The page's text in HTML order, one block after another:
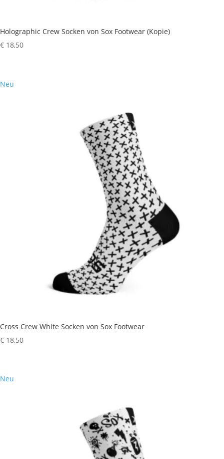
Holographic Crew Socken von Sox Footwear (Kopie)
€ 18,50
Neu
Cross Crew White Socken von Sox Footwear
€ 18,50
Neu